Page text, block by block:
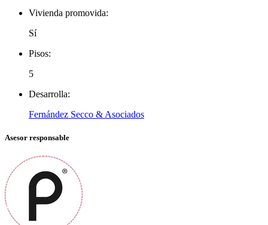
Vivienda promovida:
Sí
Pisos:
5
Desarrolla:
Fernández Secco & Asociados
Asesor responsable